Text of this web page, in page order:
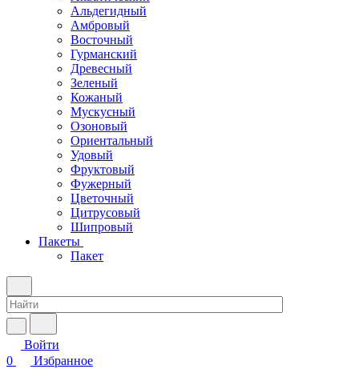
Альдегидный
Амбровый
Восточный
Гурманский
Древесный
Зеленый
Кожаный
Мускусный
Озоновый
Ориентальный
Удовый
Фруктовый
Фужерный
Цветочный
Цитрусовый
Шипровый
Пакеты
Пакет
Войти
0
Избранное